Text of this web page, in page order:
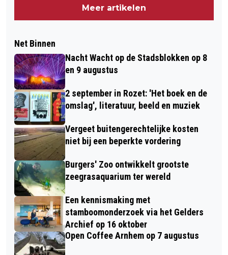
Meer artikelen
Net Binnen
Nacht Wacht op de Stadsblokken op 8
en 9 augustus
2 september in Rozet: 'Het boek en de
omslag', literatuur, beeld en muziek
Vergeet buitengerechtelijke kosten
niet bij een beperkte vordering
Burgers' Zoo ontwikkelt grootste
zeegrasaquarium ter wereld
Een kennismaking met
stamboomonderzoek via het Gelders
Archief op 16 oktober
Open Coffee Arnhem op 7 augustus